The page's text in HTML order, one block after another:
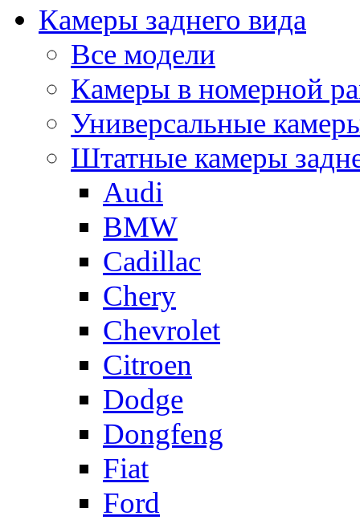
Камеры заднего вида
Все модели
Камеры в номерной
Универсальные
Штатные камеры
Audi
BMW
Cadillac
Chery
Chevrolet
Citroen
Dodge
Dongfeng
Fiat
Ford